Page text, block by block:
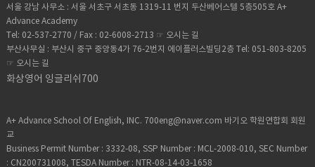
서울 강남 사무소 : 서울 서초구 서초동 1319-11 번지 두산베어스텔 5층505호 A+
Advance Academy
Tel: 02-537-2770 / Fax : 02-6008-2713 ☞ 오시는 길
부산사무실 : 부산시 중구 중앙동4가 76-2번지 에이플러스빌딩2층 Tel: 051-803-8205
☞ 오시는 길
화상영어 잉글리쉬700
A+ Advance School Of English, INC. 700eng@naver.com 바기오 학원연합회 회원
교
Business Permit Number : 3332-08, SSP Number : MCL-2008-010, SEC Number
: CN200731008, TESDA Number : NTR-08-14-03-1658